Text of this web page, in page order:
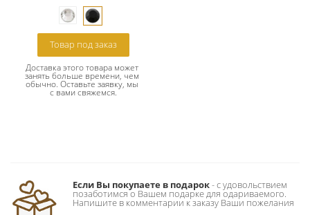
Товар под заказ
Доставка этого товара может
занять больше времени, чем
обычно. Оставьте заявку, мы
с вами свяжемся.
Если Вы покупаете в подарок- c удовольствием
позаботимся о Вашем подарке для одариваемого.
Напишите в комментарии к заказу Ваши пожелания